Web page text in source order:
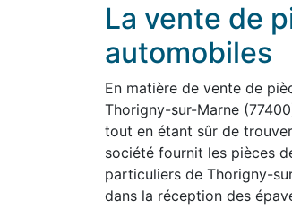
La vente de
automobiles
En matière de vente de
Thorigny-sur-Marne
tout en étant sûr de
société fournit les pièces
particuliers de Thorigny-
dans la réception des